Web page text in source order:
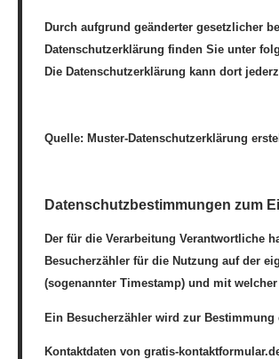
Durch aufgrund geänderter gesetzlicher
Datenschutzerklärung finden Sie unter
Die Datenschutzerklärung kann dort
Quelle: Muster-Datenschutzerklärung
Datenschutzbestimmungen zum
Der für die Verarbeitung Verantwortliche
Besucherzähler für die Nutzung auf der
(sogenannter Timestamp) und mit
Ein Besucherzähler wird zur
Kontaktdaten von gratis-